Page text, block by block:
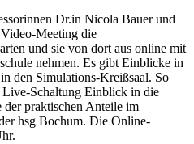
Dr.in Nicola Bauer und
Meeting die
und sie von dort aus online mit
nehmen. Es gibt Einblicke in
den Simulations-Kreißsaal. So
Live-Schaltung Einblick in die
praktischen Anteile im
hsg Bochum. Die Online-